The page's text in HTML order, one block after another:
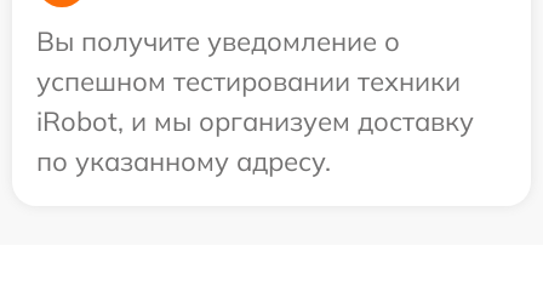
Вы получите уведомление о
успешном тестировании техники
iRobot, и мы организуем доставку
по указанному адресу.